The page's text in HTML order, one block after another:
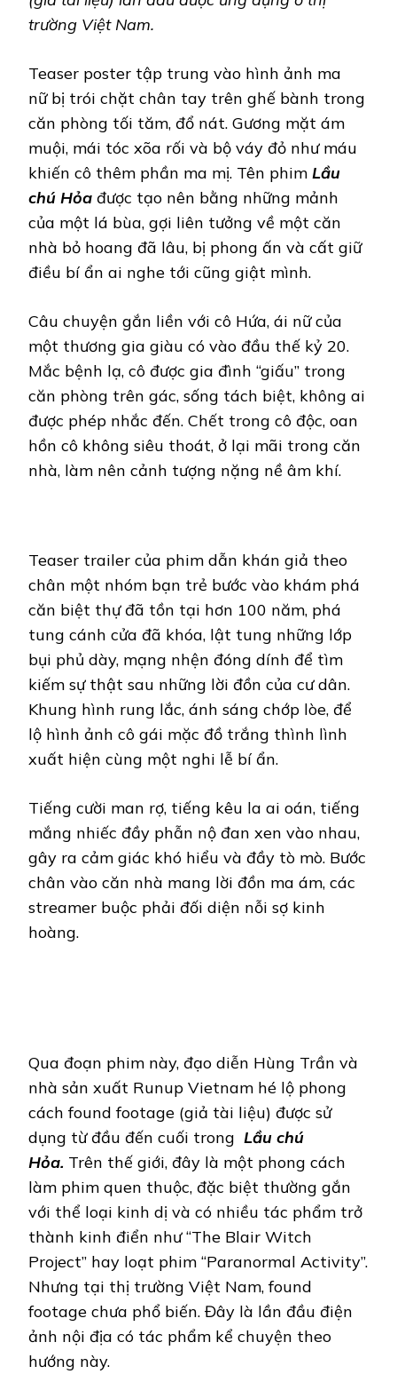
trường Việt Nam.
Teaser poster tập trung vào hình ảnh ma
nữ bị trói chặt chân tay trên ghế bành trong
căn phòng tối tăm, đổ nát. Gương mặt ám
muội, mái tóc xõa rối và bộ váy đỏ như máu
khiến cô thêm phần ma mị. Tên phim Lầu
chú Hỏa được tạo nên bằng những mảnh
của một lá bùa, gợi liên tưởng về một căn
nhà bỏ hoang đã lâu, bị phong ấn và cất giữ
điều bí ẩn ai nghe tới cũng giật mình.
Câu chuyện gắn liền với cô Hứa, ái nữ của
một thương gia giàu có vào đầu thế kỷ 20.
Mắc bệnh lạ, cô được gia đình “giấu” trong
căn phòng trên gác, sống tách biệt, không ai
được phép nhắc đến. Chết trong cô độc, oan
hồn cô không siêu thoát, ở lại mãi trong căn
nhà, làm nên cảnh tượng nặng nề âm khí.
Teaser trailer của phim dẫn khán giả theo
chân một nhóm bạn trẻ bước vào khám phá
căn biệt thự đã tồn tại hơn 100 năm, phá
tung cánh cửa đã khóa, lật tung những lớp
bụi phủ dày, mạng nhện đóng dính để tìm
kiếm sự thật sau những lời đồn của cư dân.
Khung hình rung lắc, ánh sáng chớp lòe, để
lộ hình ảnh cô gái mặc đồ trắng thình lình
xuất hiện cùng một nghi lễ bí ẩn.
Tiếng cười man rợ, tiếng kêu la ai oán, tiếng
mắng nhiếc đầy phẫn nộ đan xen vào nhau,
gây ra cảm giác khó hiểu và đầy tò mò. Bước
chân vào căn nhà mang lời đồn ma ám, các
streamer buộc phải đối diện nỗi sợ kinh
hoàng.
Qua đoạn phim này, đạo diễn Hùng Trần và
nhà sản xuất Runup Vietnam hé lộ phong
cách found footage (giả tài liệu) được sử
dụng từ đầu đến cuối trong Lầu chú
Hỏa. Trên thế giới, đây là một phong cách
làm phim quen thuộc, đặc biệt thường gắn
với thể loại kinh dị và có nhiều tác phẩm trở
thành kinh điển như “The Blair Witch
Project” hay loạt phim “Paranormal Activity”.
Nhưng tại thị trường Việt Nam, found
footage chưa phổ biến. Đây là lần đầu điện
ảnh nội địa có tác phẩm kể chuyện theo
hướng này.